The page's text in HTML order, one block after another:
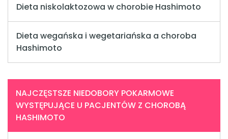
Dieta niskolaktozowa w chorobie Hashimoto
Dieta wegańska i wegetariańska a choroba
Hashimoto
NAJCZĘSTSZE NIEDOBORY POKARMOWE
WYSTĘPUJĄCE U PACJENTÓW Z CHOROBĄ
HASHIMOTO